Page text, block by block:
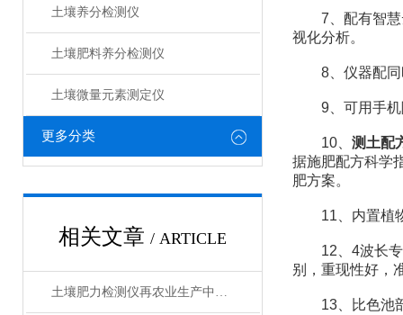
土壤养分检测仪
土壤肥料养分检测仪​
土壤微量元素测定仪
更多分类
相关文章 / ARTICLE
土壤肥力检测仪再农业生产中的应用
7、配有智慧云
视化分析。
8、仪器配同时
9、可用手机
10、 测土配
据施肥配方科学
肥方案。
11、内置植物
12、4波长专
别，重现性好，
13、比色池部